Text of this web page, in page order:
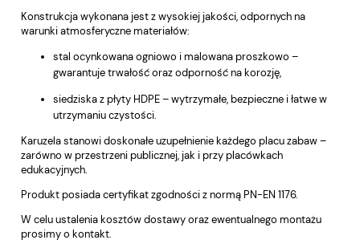
Konstrukcja wykonana jest z wysokiej jakości, odpornych na
warunki atmosferyczne materiałów:
stal ocynkowana ogniowo i malowana proszkowo –
gwarantuje trwałość oraz odporność na korozję,
siedziska z płyty HDPE – wytrzymałe, bezpieczne i łatwe w
utrzymaniu czystości.
Karuzela stanowi doskonałe uzupełnienie każdego placu zabaw –
zarówno w przestrzeni publicznej, jak i przy placówkach
edukacyjnych.
Produkt posiada certyfikat zgodności z normą PN-EN 1176.
W celu ustalenia kosztów dostawy oraz ewentualnego montażu
prosimy o kontakt.